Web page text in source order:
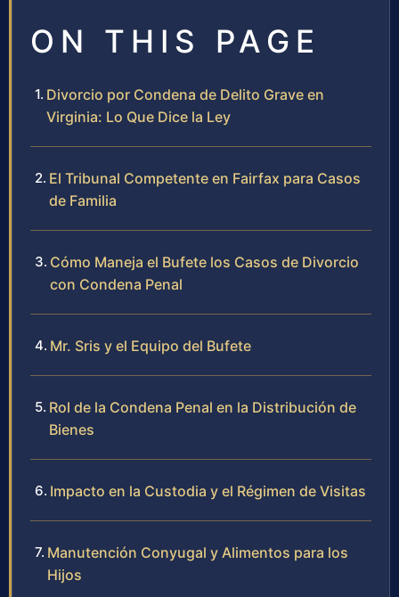
ON THIS PAGE
Divorcio por Condena de Delito Grave en
Virginia: Lo Que Dice la Ley
El Tribunal Competente en Fairfax para Casos
de Familia
Cómo Maneja el Bufete los Casos de Divorcio
con Condena Penal
Mr. Sris y el Equipo del Bufete
Rol de la Condena Penal en la Distribución de
Bienes
Impacto en la Custodia y el Régimen de Visitas
Manutención Conyugal y Alimentos para los
Hijos